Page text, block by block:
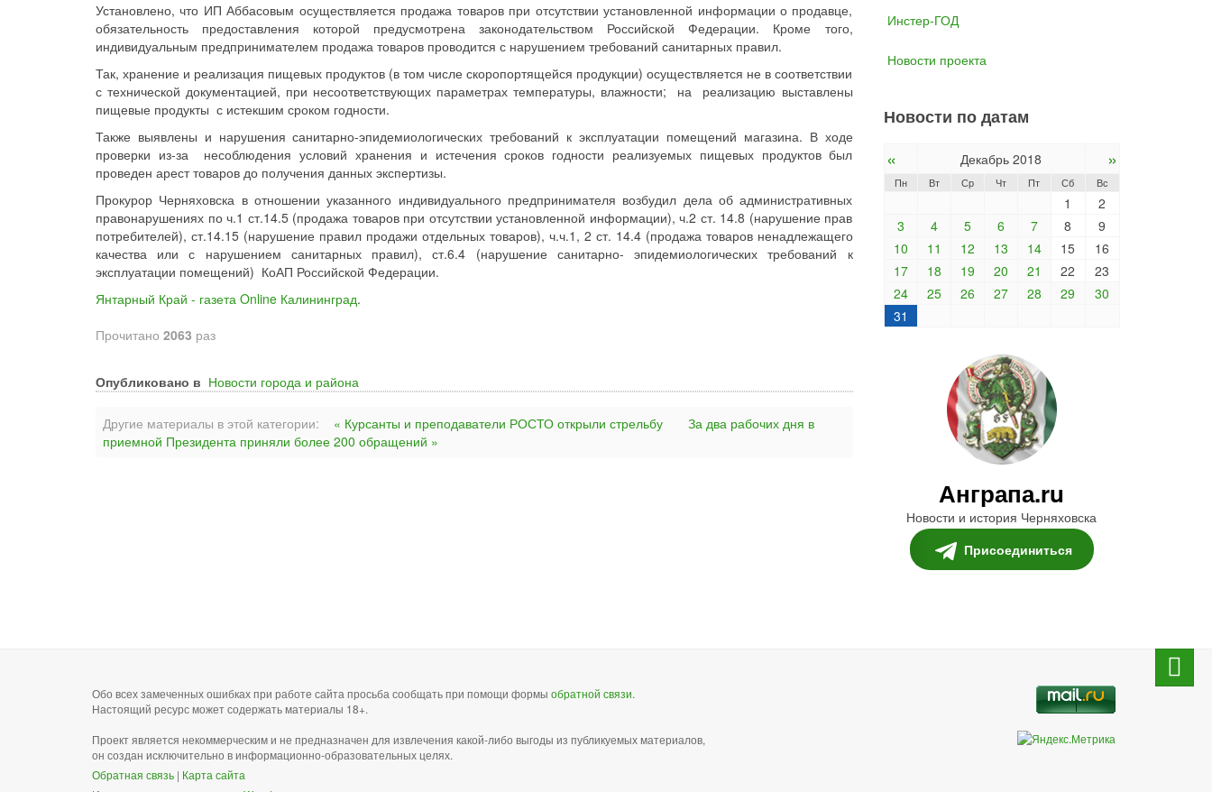
Установлено, что ИП Аббасовым осуществляется продажа товаров при отсутствии установленной информации о продавце,
обязательность предоставления которой предусмотрена законодательством Российской Федерации. Кроме того,
индивидуальным предпринимателем продажа товаров проводится с нарушением требований санитарных правил.
Так, хранение и реализация пищевых продуктов (в том числе скоропортящейся продукции) осуществляется не в соответствии
с технической документацией, при несоответствующих параметрах температуры, влажности; на реализацию выставлены
пищевые продукты с истекшим сроком годности.
Также выявлены и нарушения санитарно-эпидемиологических требований к эксплуатации помещений магазина. В ходе
проверки из-за несоблюдения условий хранения и истечения сроков годности реализуемых пищевых продуктов был
проведен арест товаров до получения данных экспертизы.
Прокурор Черняховска в отношении указанного индивидуального предпринимателя возбудил дела об административных
правонарушениях по ч.1 ст.14.5 (продажа товаров при отсутствии установленной информации), ч.2 ст. 14.8 (нарушение прав
потребителей), ст.14.15 (нарушение правил продажи отдельных товаров), ч.ч.1, 2 ст. 14.4 (продажа товаров ненадлежащего
качества или с нарушением санитарных правил), ст.6.4 (нарушение санитарно- эпидемиологических требований к
эксплуатации помещений) КоАП Российской Федерации.
Янтарный Край - газета Online Калининград.
Прочитано 2063 раз
Опубликовано в Новости города и района
Другие материалы в этой категории: « Курсанты и преподаватели РОСТО открыли стрельбу
За два рабочих дня в
приемной Президента приняли более 200 обращений »
Инстер-ГОД
Новости проекта
Новости по датам
« Декабрь 2018 »
Пн Вт Ср Чт Пт Сб Вс
1
2
3
4 5 6 7 8
9
10
11 12 13 14 15
16
17
18 19 20 21 22
23
24
25 26 27 28 29
30
31
Анграпа.ru
Новости и история Черняховска
Присоединиться
Обо всех замеченных ошибках при работе сайта просьба сообщать при помощи формы обратной связи.
Настоящий ресурс может содержать материалы 18+.
Проект является некоммерческим и не предназначен для извлечения какой-либо выгоды из публикуемых материалов,
он создан исключительно в информационно-образовательных целях.
Обратная связь | Карта сайта